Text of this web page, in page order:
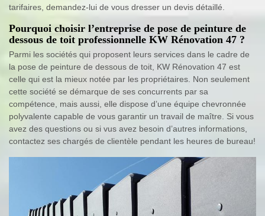
tarifaires, demandez-lui de vous dresser un devis détaillé.
Pourquoi choisir l’entreprise de pose de peinture de
dessous de toit professionnelle KW Rénovation 47 ?
Parmi les sociétés qui proposent leurs services dans le cadre de
la pose de peinture de dessous de toit, KW Rénovation 47 est
celle qui est la mieux notée par les propriétaires. Non seulement
cette société se démarque de ses concurrents par sa
compétence, mais aussi, elle dispose d’une équipe chevronnée
polyvalente capable de vous garantir un travail de maître. Si vous
avez des questions ou si vus avez besoin d’autres informations,
contactez ses chargés de clientèle pendant les heures de bureau!